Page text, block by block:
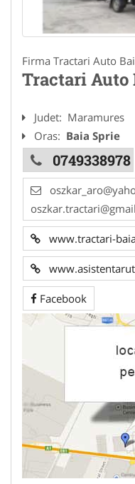
Firma Tractari Auto
Tractari Auto
Judet: Maramures
Oras: Baia Sprie
0749338978
www.tractari-
Facebook